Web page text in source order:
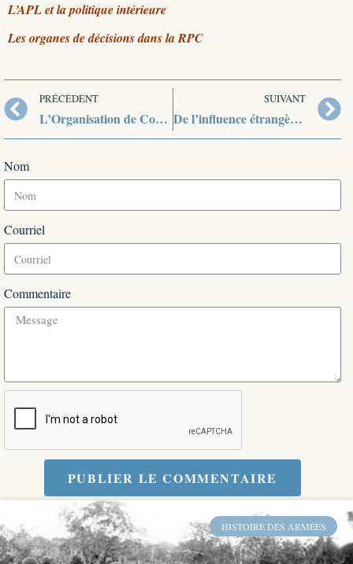
HISTOIRE DES ARMÉES
L’APL et la politique intérieure
Les organes de décisions dans la RPC
PRÉCÉDENT
L’Organisation de Coopération de Shanghai
SUIVANT
De l’influence étrangère à une indianisation progressive
Nom
Courriel
Commentaire
PUBLIER LE COMMENTAIRE